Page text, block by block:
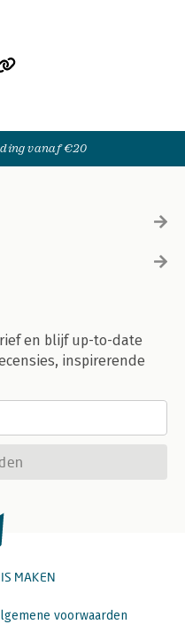
vanaf €20
en blijf up-to-date
inspirerende
MAKEN
voorwaarden